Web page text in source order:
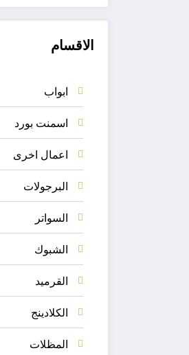
الاقسام
ابواب
اسمنت بورد
اعمال اخرى
البرجولات
السواتر
الشبوك
القرميد
الكلادينج
المظلات